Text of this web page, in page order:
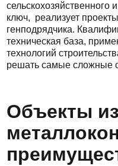
сельскохозяйственного
ключ, реализует
генподрядчика.
техническая база,
технологий
решать самые сложные
Объекты из